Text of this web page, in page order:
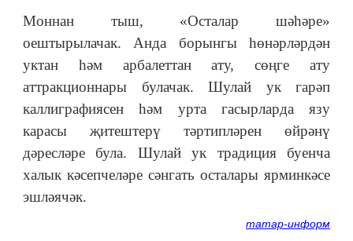
Моннан тыш, «Осталар шәһәре»
оештырылачак. Анда борынгы һөнәрләрдән
уктан һәм арбалеттан ату, сөңге ату
аттракционнары булачак. Шулай ук гарәп
каллиграфиясен һәм урта гасырларда язу
карасы җитештерү тәртипләрен өйрәнү
дәресләре була. Шулай ук традиция буенча
халык кәсепчеләре сәнгать осталары ярминкәсе
эшләячәк.
татар-информ